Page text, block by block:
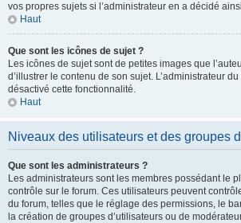
vos propres sujets si l’administrateur en a décidé
Haut
Que sont les icônes de sujet ?
Les icônes de sujet sont de petites images que
d’illustrer le contenu de son sujet. L’administrateur
désactivé cette fonctionnalité.
Haut
Niveaux des utilisateurs et des groupes
Que sont les administrateurs ?
Les administrateurs sont les membres possédant le
contrôle sur le forum. Ces utilisateurs peuvent
du forum, telles que le réglage des permissions, le
la création de groupes d’utilisateurs ou de